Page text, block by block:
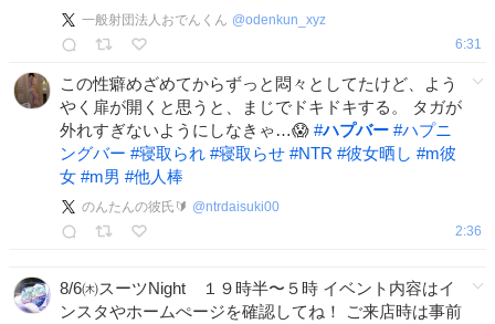
一般射団法人おでんくん @odenkun_xyz
6:31
この性癖めざめてからずっと悶々としてたけど、よう
やく扉が開くと思うと、まじでドキドキする。 タガが
外れすぎないようにしなきゃ…😱 #ハプバー #ハプニ
ングバー #寝取られ #寝取らせ #NTR #彼女晒し #m彼
女 #m男 #他人棒
のんたんの彼氏🔰 @ntrdaisuki00
2:36
8/6㈭スーツNight １９時半〜５時 イベント内容はイ
ンスタやホームぺージを確認してね！ ご来店時は事前